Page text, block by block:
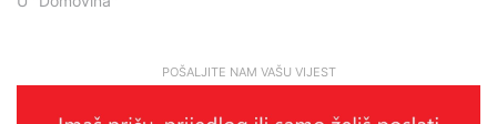
POŠALJITE NAM VAŠU VIJEST